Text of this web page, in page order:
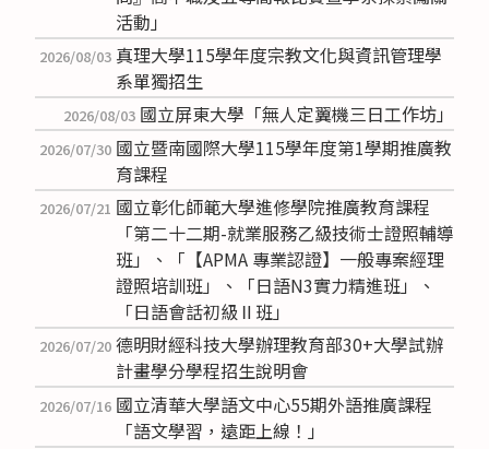
活動」
真理大學115學年度宗教文化與資訊管理學
系單獨招生
2026/08/03
國立屏東大學「無人定翼機三日工作坊」
2026/08/03
國立暨南國際大學115學年度第1學期推廣教
育課程
2026/07/30
國立彰化師範大學進修學院推廣教育課程
「第二十二期-就業服務乙級技術士證照輔導
班」、「【APMA 專業認證】一般專案經理
證照培訓班」、「日語N3實力精進班」、
「日語會話初級Ⅱ班」
2026/07/21
德明財經科技大學辦理教育部30+大學試辦
計畫學分學程招生說明會
2026/07/20
國立清華大學語文中心55期外語推廣課程
「語文學習，遠距上線！」
2026/07/16